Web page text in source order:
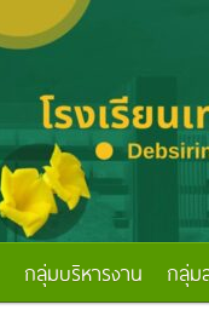
กลุ่มบริหารงาน กลุ่ม